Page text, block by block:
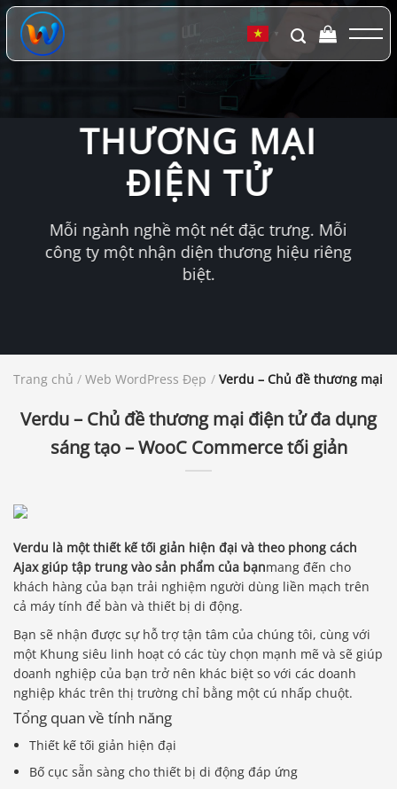
Chuyển
đến
dung
▼
THƯƠNG MẠI
ĐIỆN TỬ
Mỗi ngành nghề một nét đặc trưng. Mỗi
công ty một nhận diện thương hiệu riêng
biệt.
Trang chủ / Web WordPress Đẹp / Verdu – Chủ đề thương mại
Verdu – Chủ đề thương mại điện tử đa dụng
sáng tạo – WooC Commerce tối giản
Verdu là một thiết kế tối giản hiện đại và theo phong cách
Ajax giúp tập trung vào sản phẩm của bạnmang đến cho
khách hàng của bạn trải nghiệm người dùng liền mạch trên
cả máy tính để bàn và thiết bị di động.
Bạn sẽ nhận được sự hỗ trợ tận tâm của chúng tôi, cùng với
một Khung siêu linh hoạt có các tùy chọn mạnh mẽ và sẽ giúp
doanh nghiệp của bạn trở nên khác biệt so với các doanh
nghiệp khác trên thị trường chỉ bằng một cú nhấp chuột.
Tổng quan về tính năng
Thiết kế tối giản hiện đại
Bố cục sẵn sàng cho thiết bị di động đáp ứng